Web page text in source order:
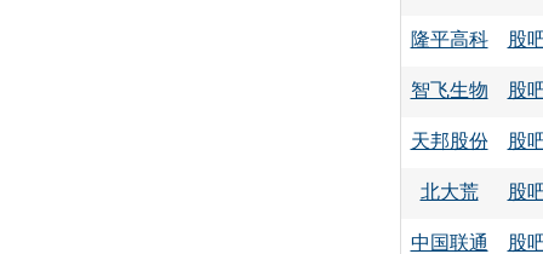
隆平高科 股
智飞生物 股
天邦股份 股
北大荒 股
中国联通 股